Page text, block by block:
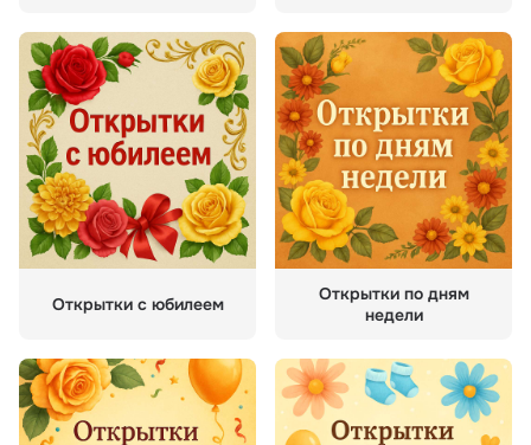
Открытки с юбилеем
Открытки по дням
недели